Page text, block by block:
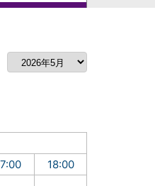
18:00